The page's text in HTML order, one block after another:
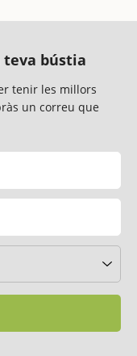
teva bústia
tenir les millors
un correu que